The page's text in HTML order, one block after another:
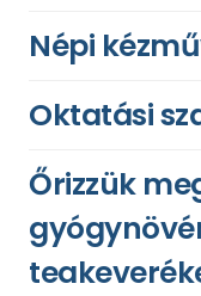
Népi
Oktatási
Őrizzük